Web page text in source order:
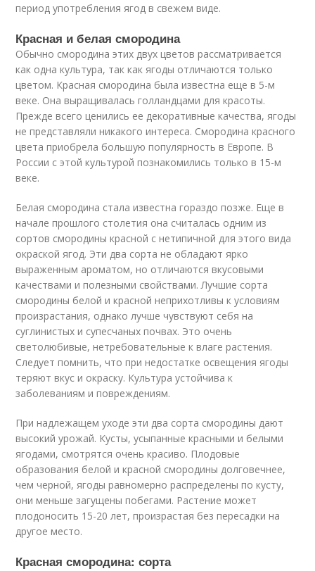
период употребления ягод в свежем виде.
Красная и белая смородина
Обычно смородина этих двух цветов рассматривается
как одна культура, так как ягоды отличаются только
цветом. Красная смородина была известна еще в 5-м
веке. Она выращивалась голландцами для красоты.
Прежде всего ценились ее декоративные качества, ягоды
не представляли никакого интереса. Смородина красного
цвета приобрела большую популярность в Европе. В
России с этой культурой познакомились только в 15-м
веке.
Белая смородина стала известна гораздо позже. Еще в
начале прошлого столетия она считалась одним из
сортов смородины красной с нетипичной для этого вида
окраской ягод. Эти два сорта не обладают ярко
выраженным ароматом, но отличаются вкусовыми
качествами и полезными свойствами. Лучшие сорта
смородины белой и красной неприхотливы к условиям
произрастания, однако лучше чувствуют себя на
суглинистых и супесчаных почвах. Это очень
светолюбивые, нетребовательные к влаге растения.
Следует помнить, что при недостатке освещения ягоды
теряют вкус и окраску. Культура устойчива к
заболеваниям и повреждениям.
При надлежащем уходе эти два сорта смородины дают
высокий урожай. Кусты, усыпанные красными и белыми
ягодами, смотрятся очень красиво. Плодовые
образования белой и красной смородины долговечнее,
чем черной, ягоды равномерно распределены по кусту,
они меньше загущены побегами. Растение может
плодоносить 15-20 лет, произрастая без пересадки на
другое место.
Красная смородина: сорта